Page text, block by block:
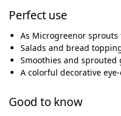
Perfect use
As Microgreenor
Salads and bread
Smoothies and sprouted
A colorful decorative
Good to know